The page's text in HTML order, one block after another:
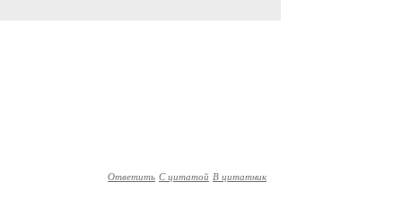
Ответить С цитатой В цитатник